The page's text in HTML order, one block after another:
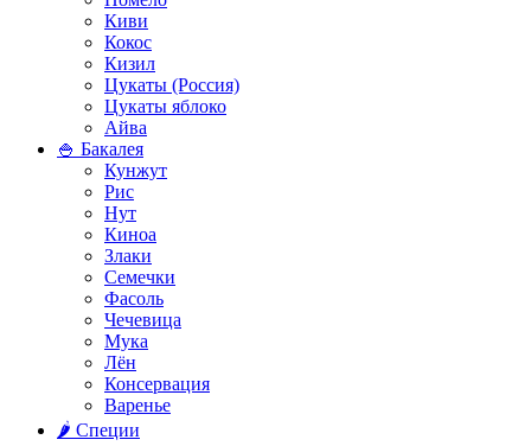
Киви
Кокос
Кизил
Цукаты (Россия)
Цукаты яблоко
Айва
🍚 Бакалея
Кунжут
Рис
Нут
Киноа
Злаки
Семечки
Фасоль
Чечевица
Мука
Лён
Консервация
Варенье
🌶️ Специи